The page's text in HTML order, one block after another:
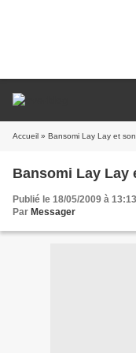
Accueil » Bansomi Lay Lay et
Bansomi Lay Lay
Publié le 18/05/2009 à 13:13
Par Messager